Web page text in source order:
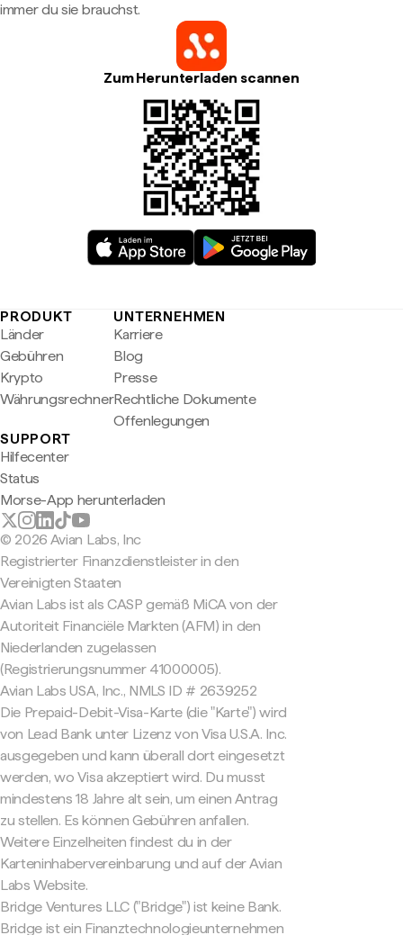
immer du sie brauchst.
Zum Herunterladen scannen
PRODUKT
Länder
Gebühren
Krypto
Währungsrechner
UNTERNEHMEN
Karriere
Blog
Presse
Rechtliche Dokumente
Offenlegungen
SUPPORT
Hilfecenter
Status
Morse-App herunterladen
© 2026 Avian Labs, Inc
Registrierter Finanzdienstleister in den
Vereinigten Staaten
Avian Labs ist als CASP gemäß MiCA von der
Autoriteit Financiële Markten (AFM) in den
Niederlanden zugelassen
(Registrierungsnummer 41000005).
Avian Labs USA, Inc., NMLS ID # 2639252
Die Prepaid-Debit-Visa-Karte (die "Karte") wird
von Lead Bank unter Lizenz von Visa U.S.A. Inc.
ausgegeben und kann überall dort eingesetzt
werden, wo Visa akzeptiert wird. Du musst
mindestens 18 Jahre alt sein, um einen Antrag
zu stellen. Es können Gebühren anfallen.
Weitere Einzelheiten findest du in der
Karteninhabervereinbarung und auf der Avian
Labs Website.
Bridge Ventures LLC ("Bridge") ist keine Bank.
Bridge ist ein Finanztechnologieunternehmen